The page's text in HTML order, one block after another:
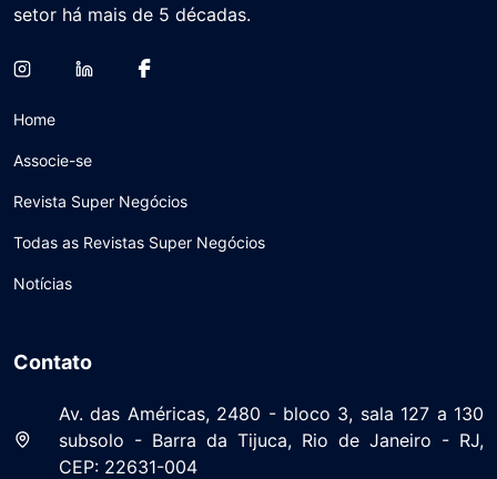
setor há mais de 5 décadas.
Home
Associe-se
Revista Super Negócios
Todas as Revistas Super Negócios
Notícias
Contato
Av. das Américas, 2480 - bloco 3, sala 127 a 130
subsolo - Barra da Tijuca, Rio de Janeiro - RJ,
CEP: 22631-004